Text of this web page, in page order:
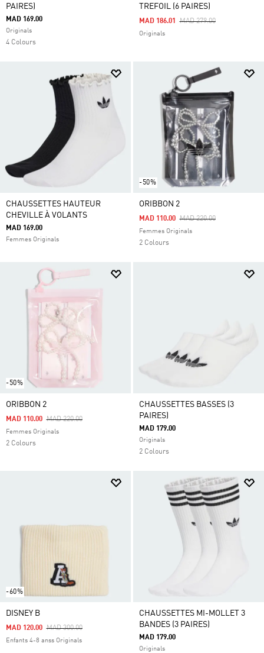
PAIRES)
MAD 169.00
Originals
4 Colours
TREFOIL (6 PAIRES)
Price Reduced From
MAD 279.00To
MAD 186.01
Originals
CHAUSSETTES HAUTEUR
CHEVILLE À VOLANTS
MAD 169.00
Femmes Originals
-50%
ORIBBON 2
Price Reduced From
MAD 220.00To
MAD 110.00
Femmes Originals
2 Colours
-50%
ORIBBON 2
Price Reduced From
MAD 220.00To
MAD 110.00
Femmes Originals
2 Colours
CHAUSSETTES BASSES (3
PAIRES)
MAD 179.00
Originals
2 Colours
-60%
DISNEY B
Price Reduced From
MAD 300.00To
MAD 120.00
Enfants 4-8 anss Originals
CHAUSSETTES MI-MOLLET 3
BANDES (3 PAIRES)
MAD 179.00
Originals